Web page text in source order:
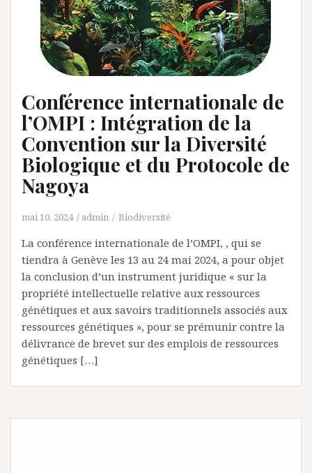
Conférence internationale de
l’OMPI : Intégration de la
Convention sur la Diversité
Biologique et du Protocole de
Nagoya
mai 10, 2024 admin Biodiversité
La conférence internationale de l’OMPI, , qui se
tiendra à Genève les 13 au 24 mai 2024, a pour objet
la conclusion d’un instrument juridique « sur la
propriété intellectuelle relative aux ressources
génétiques et aux savoirs traditionnels associés aux
ressources génétiques », pour se prémunir contre la
délivrance de brevet sur des emplois de ressources
génétiques […]